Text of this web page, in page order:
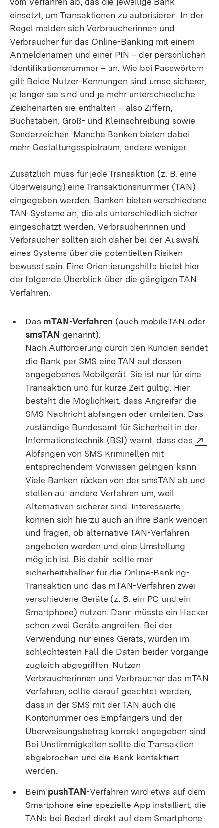
einsetzt, um Transaktionen zu autorisieren. In der
Regel melden sich Verbraucherinnen und
Verbraucher für das Online-Banking mit einem
Anmeldenamen und einer PIN – der persönlichen
Identifikationsnummer – an. Wie bei Passwörtern
gilt: Beide Nutzer-Kennungen sind umso sicherer,
je länger sie sind und je mehr unterschiedliche
Zeichenarten sie enthalten – also Ziffern,
Buchstaben, Groß- und Kleinschreibung sowie
Sonderzeichen. Manche Banken bieten dabei
mehr Gestaltungsspielraum, andere weniger.
Zusätzlich muss für jede Transaktion (z. B. eine
Überweisung) eine Transaktionsnummer (TAN)
eingegeben werden. Banken bieten verschiedene
TAN-Systeme an, die als unterschiedlich sicher
eingeschätzt werden. Verbraucherinnen und
Verbraucher sollten sich daher bei der Auswahl
eines Systems über die potentiellen Risiken
bewusst sein. Eine Orientierungshilfe bietet hier
der folgende Überblick über die gängigen TAN-
Verfahren:
Das mTAN-Verfahren (auch mobileTAN oder
smsTAN genannt):
Nach Aufforderung durch den Kunden sendet
die Bank per SMS eine TAN auf dessen
angegebenes Mobilgerät. Sie ist nur für eine
Transaktion und für kurze Zeit gültig. Hier
besteht die Möglichkeit, dass Angreifer die
SMS-Nachricht abfangen oder umleiten. Das
zuständige Bundesamt für Sicherheit in der
Informationstechnik (BSI) warnt, dass das
Abfangen von SMS Kriminellen mit
entsprechendem Vorwissen gelingen (Öffnet in
kann.
Viele Banken rücken von der smsTAN ab und
stellen auf andere Verfahren um, weil
Alternativen sicherer sind. Interessierte
können sich hierzu auch an ihre Bank wenden
und fragen, ob alternative TAN-Verfahren
angeboten werden und eine Umstellung
möglich ist. Bis dahin sollte man
sicherheitshalber für die Online-Banking-
Transaktion und das mTAN-Verfahren zwei
verschiedene Geräte (z. B. ein PC und ein
Smartphone) nutzen. Dann müsste ein Hacker
schon zwei Geräte angreifen. Bei der
Verwendung nur eines Geräts, würden im
schlechtesten Fall die Daten beider Vorgänge
zugleich abgegriffen. Nutzen
Verbraucherinnen und Verbraucher das mTAN
Verfahren, sollte darauf geachtet werden,
dass in der SMS mit der TAN auch die
Kontonummer des Empfängers und der
Überweisungsbetrag korrekt angegeben sind.
Bei Unstimmigkeiten sollte die Transaktion
abgebrochen und die Bank kontaktiert
werden.
Beim pushTAN-Verfahren wird etwa auf dem
Smartphone eine spezielle App installiert, die
TANs bei Bedarf direkt auf dem Smartphone